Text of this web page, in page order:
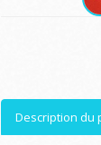
Description du